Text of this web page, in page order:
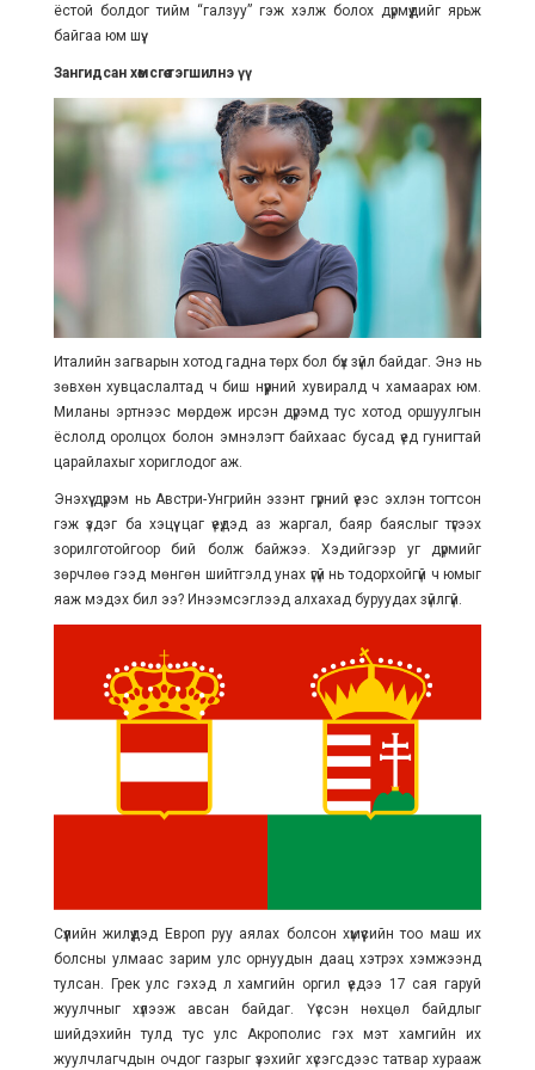
ёстой болдог тийм “галзуу” гэж хэлж болох дүрмүүдийг ярьж
байгаа юм шүү.
Зангидсан хөмсгөө тэгшилнэ үү
Италийн загварын хотод гадна төрх бол бүх зүйл байдаг. Энэ нь
зөвхөн хувцаслалтад ч биш нүүрний хувиралд ч хамаарах юм.
Миланы эртнээс мөрдөж ирсэн дүрэмд тус хотод оршуулгын
ёслолд оролцох болон эмнэлэгт байхаас бусад үед гунигтай
царайлахыг хориглодог аж.
Энэхүү дүрэм нь Австри-Унгрийн эзэнт гүрний үеэс эхлэн тогтсон
гэж үздэг ба хэцүү цаг үеүдэд аз жаргал, баяр баяслыг түгээх
зорилготойгоор бий болж байжээ. Хэдийгээр уг дүрмийг
зөрчлөө гээд мөнгөн шийтгэлд унах үгүй нь тодорхойгүй ч юмыг
яаж мэдэх бил ээ? Инээмсэглээд алхахад буруудах зүйлгүй.
Сүүлийн жилүүдэд Европ руу аялах болсон хүмүүсийн тоо маш их
болсны улмаас зарим улс орнуудын даац хэтрэх хэмжээнд
тулсан. Грек улс гэхэд л хамгийн оргил үедээ 17 сая гаруй
жуулчныг хүлээж авсан байдаг. Үүссэн нөхцөл байдлыг
шийдэхийн тулд тус улс Акрополис гэх мэт хамгийн их
жуулчлагчдын очдог газрыг үзэхийг хүсэгсдээс татвар хурааж